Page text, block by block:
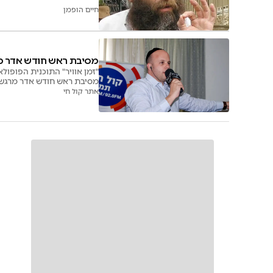
חיים הופמן
מסיבת ראש חודש אדר
"זמן אוויר" התוכנית
מסיבת ראש חודש אדר
לשעתיים רק לילדים
אתר קול חי